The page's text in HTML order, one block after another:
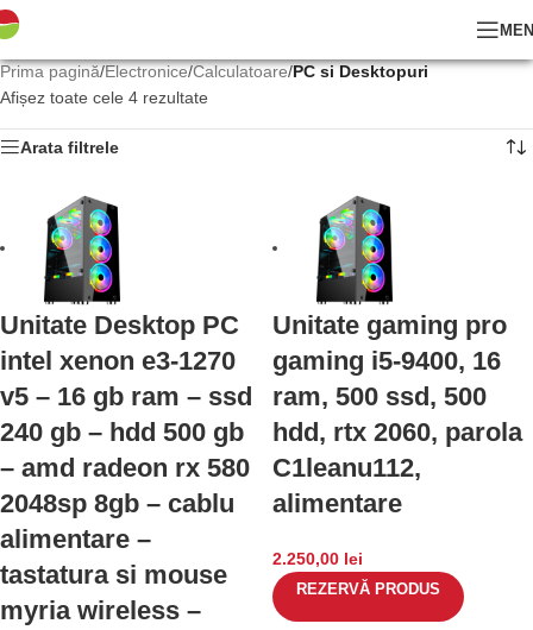
Prima pagină/Electronice/Calculatoare/PC si Desktopuri
Afișez toate cele 4 rezultate
Arata filtrele
Unitate Desktop PC
intel xenon e3-1270
v5 – 16 gb ram – ssd
240 gb – hdd 500 gb
– amd radeon rx 580
2048sp 8gb – cablu
alimentare –
tastatura si mouse
myria wireless –
Unitate gaming pro
gaming i5-9400, 16
ram, 500 ssd, 500
hdd, rtx 2060, parola
C1leanu112,
alimentare
2.250,00 lei
REZERVĂ PRODUS